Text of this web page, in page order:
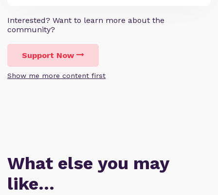
Interested? Want to learn more about the
community?
Support Now
Show me more content first
What else you may
like…